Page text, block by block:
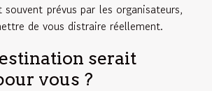
souvent prévus par les organisateurs,
de vous distraire réellement.
serait
vous ?